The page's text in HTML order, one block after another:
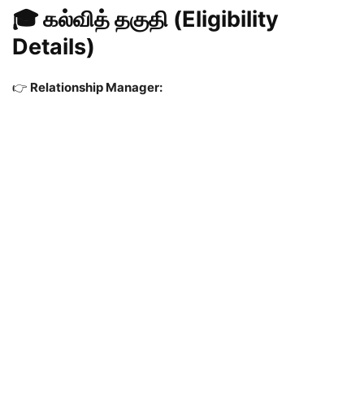
🎓 கல்வித் தகுதி (Eligibility
Details)
👉 Relationship Manager: